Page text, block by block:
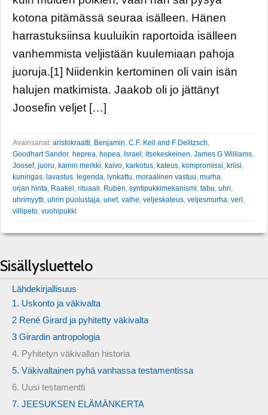
kotona pitämässä seuraa isälleen. Hänen
harrastuksiinsa kuuluikin raportoida isälleen
vanhemmista veljistään kuulemiaan pahoja
juoruja.[1] Niidenkin kertominen oli vain isän
halujen matkimista. Jaakob oli jo jättänyt
Joosefin veljet […]
Avainsanat: aristokraatti, Benjamin, C.F. Keil and F Delitzsch,
Goodhart Sandor, heprea, hopea, Israel , itsekeskeinen, James G Williams,
Joosef, juoru, kainin merkki, kaivo, karkotus, kateus, kompromissi, kriisi,
kuningas, lavastus, legenda, lynkattu, moraalinen vastuu, murha,
orjan hinta, Raakel , rituaali, Ruben, syntipukkimekanismi, tabu, uhri,
uhrimyytti, uhrin puolustaja, unet, valhe, veljeskateus, veljesmurha, veri,
villipeto, vuohipukki
Sisällysluettelo
Lähdekirjallisuus
1. Uskonto ja väkivalta
2 René Girard ja pyhitetty väkivalta
3 Girardin antropologia
4. Pyhitetyn väkivallan historia
5. Väkivaltainen pyhä vanhassa testamentissa
6. Uusi testamentti
7. JEESUKSEN ELÄMÄNKERTA